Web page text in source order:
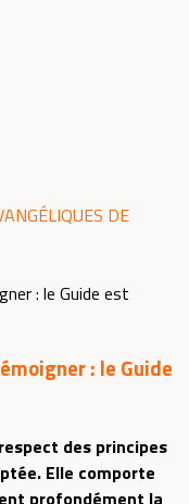
DE
: le Guide
des principes
Elle comporte